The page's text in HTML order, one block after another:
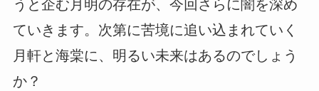
うと企む月明の存在が、今回さらに闇を深め
ていきます。次第に苦境に追い込まれていく
月軒と海棠に、明るい未来はあるのでしょう
か？